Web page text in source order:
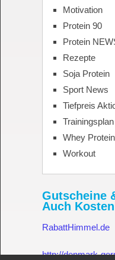
Motivation
Protein 90
Protein
Rezepte
Soja Protein
Sport News
Tiefpreis
Trainingsplan
Whey Protein
Workout
Gutscheine
Auch
RabattHimmel.de
http://denmark-